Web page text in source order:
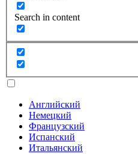
Search in content
Английский
Немецкий
Французский
Испанский
Итальянский